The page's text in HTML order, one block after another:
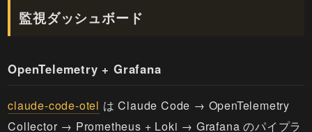
監視ダッシュボード
OpenTelemetry + Grafana
claude-code-otel は Claude Code → OpenTelemetry
Collector → Prometheus + Loki → Grafana のパイプラ